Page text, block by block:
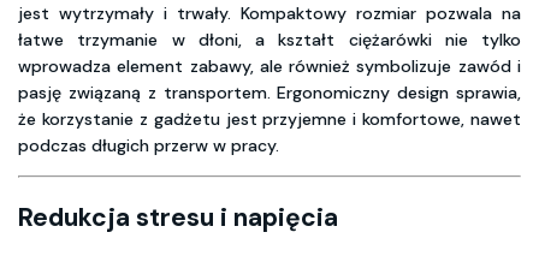
jest wytrzymały i trwały. Kompaktowy rozmiar pozwala na
łatwe trzymanie w dłoni, a kształt ciężarówki nie tylko
wprowadza element zabawy, ale również symbolizuje zawód i
pasję związaną z transportem. Ergonomiczny design sprawia,
że korzystanie z gadżetu jest przyjemne i komfortowe, nawet
podczas długich przerw w pracy.
Redukcja stresu i napięcia